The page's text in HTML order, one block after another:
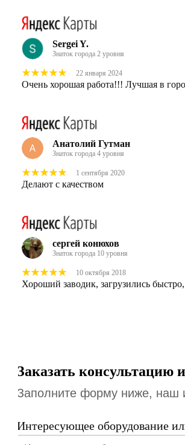
Sergei Y.
Знаток города 2 уровня
22 января 2024
Очень хорошая работа!!! Лучшая в
сергей конюхов
Знаток города 10 уровня
10 октября 2018
Хороший заводик, загрузились
Анатолий Гутман
Знаток города 4 уровня
1 сентября 2020
Делают с качеством
Заказать консультацию
Заполните форму ниже, наш
Интересующее оборудование